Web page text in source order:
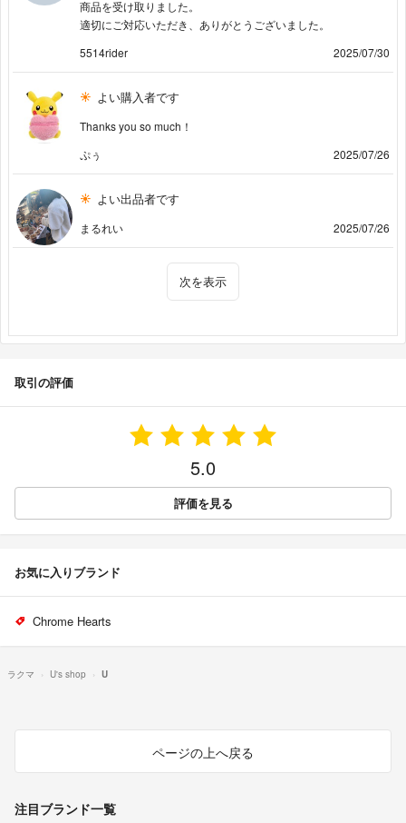
商品を受け取りました。
適切にご対応いただき、ありがとうございました。
5514rider
2025/07/30
よい購入者です
Thanks you so much！
ぷぅ
2025/07/26
よい出品者です
まるれい 2025/07/26
次を表示
取引の評価
5.0
評価を見る
お気に入りブランド
Chrome Hearts
ラクマ U's shop U
ページの上へ戻る
注目ブランド一覧